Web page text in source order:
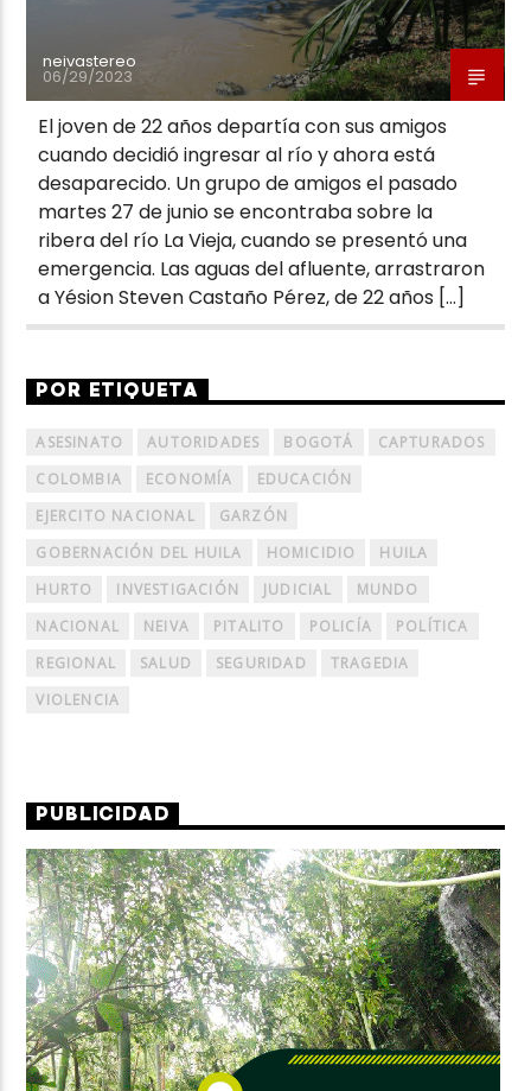
neivastereo
06/29/2023
El joven de 22 años departía con sus amigos
cuando decidió ingresar al río y ahora está
desaparecido. Un grupo de amigos el pasado
martes 27 de junio se encontraba sobre la
ribera del río La Vieja, cuando se presentó una
emergencia. Las aguas del afluente, arrastraron
a Yésion Steven Castaño Pérez, de 22 años […]
POR ETIQUETA
ASESINATO AUTORIDADES BOGOTÁ
CAPTURADOS
COLOMBIA
ECONOMÍA
EDUCACIÓN
EJERCITO NACIONAL
GARZÓN
GOBERNACIÓN DEL HUILA
HOMICIDIO
HUILA
HURTO
INVESTIGACIÓN JUDICIAL
MUNDO
NACIONAL
NEIVA PITALITO POLICÍA
POLÍTICA
REGIONAL
SALUD SEGURIDAD
TRAGEDIA
VIOLENCIA
PUBLICIDAD